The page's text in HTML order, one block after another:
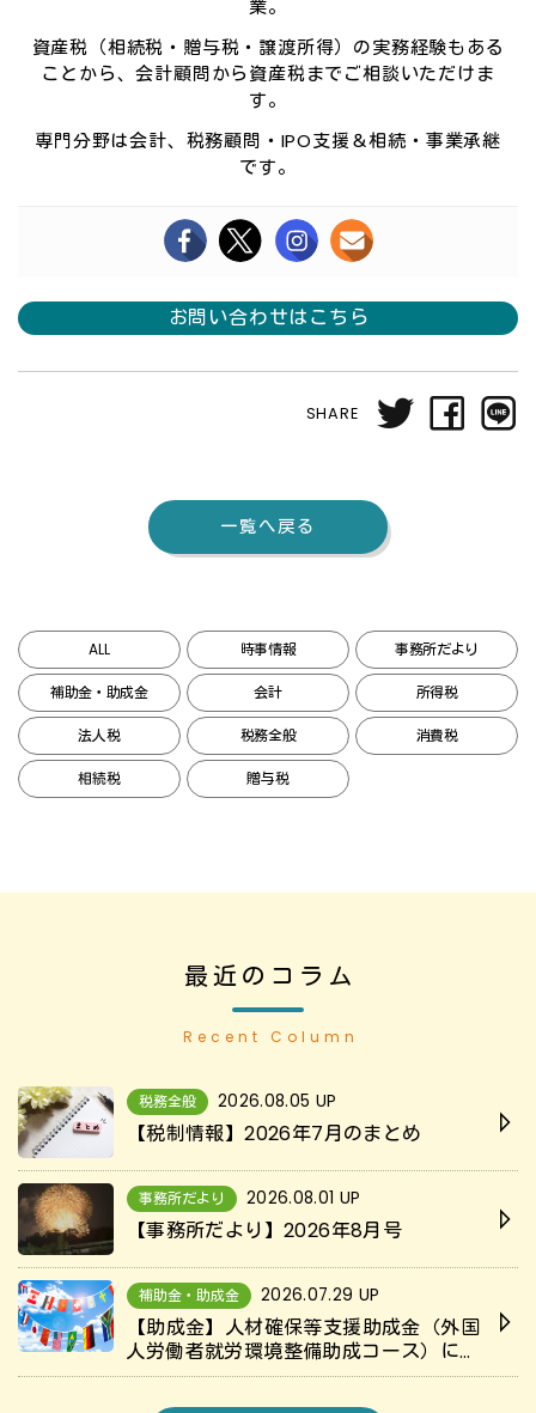
業。
資産税（相続税・贈与税・譲渡所得）の実務経験もある
ことから、会計顧問から資産税までご相談いただけま
す。
専門分野は会計、税務顧問・IPO支援＆相続・事業承継
です。
お問い合わせはこちら
SHARE
一覧へ戻る
ALL 時事情報 事務所だより
補助金・助成金 会計 所得税
法人税 税務全般 消費税
相続税 贈与税
最近のコラム
Recent Column
税務全般 2026.08.05 UP
【税制情報】2026年7月のまとめ
事務所だより 2026.08.01 UP
【事務所だより】2026年8月号
補助金・助成金 2026.07.29 UP
【助成金】人材確保等支援助成金（外国
人労働者就労環境整備助成コース）につ
いて解説